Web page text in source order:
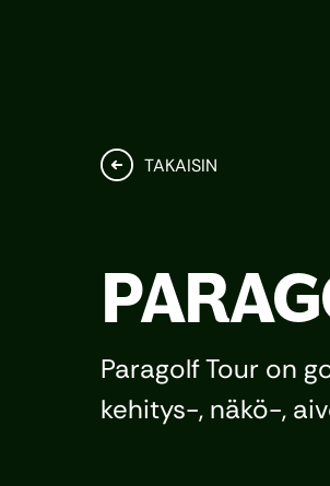
TAKAISIN
Paragolf Tour on
kehitys-, näkö-,